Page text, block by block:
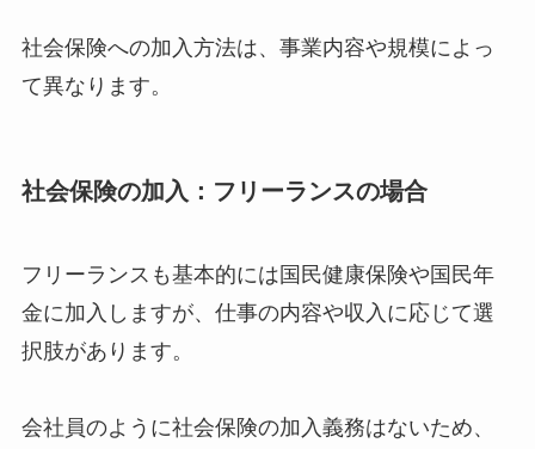
社会保険への加入方法は、事業内容や規模によっ
て異なります。
社会保険の加入 ： フリーランスの場合
フリーランスも基本的には国民健康保険や国民年
金に加入しますが、仕事の内容や収入に応じて選
択肢があります。
会社員のように社会保険の加入義務はないため、